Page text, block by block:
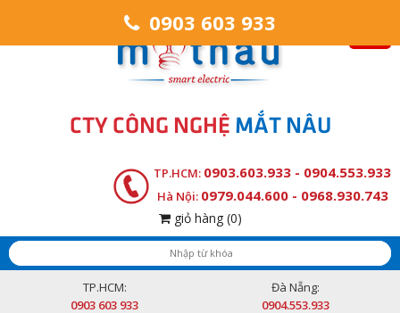
CTY CÔNG NGHỆ MẮT NÂU
TP.HCM: 0903.603.933 - 0904.553.933
Hà Nội: 0979.044.600 - 0968.930.743
giỏ hàng (0)
TP.HCM:
0903 603 933
Đà Nẵng:
0904.553.933
0903 603 933